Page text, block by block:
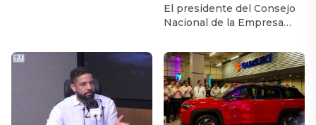
casi 6,000 millones de
dólares, principalmente a
través del mercado interno,
cuya tasa de
financiamiento muestra un
El presidente del Consejo
Nacional de la Empresa
Juan Marranzini, reconoció
este lunes el desempeño
favorable de la economía
dominicana en medio de
un escenario internacional
adverso, marcado por la